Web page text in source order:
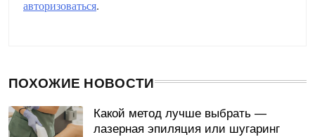
авторизоваться.
ПОХОЖИЕ НОВОСТИ
Какой метод лучше выбрать —
лазерная эпиляция или шугаринг